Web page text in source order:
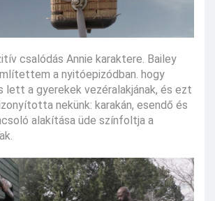
csalódás Annie karaktere. Bailey
a nyitóepizódban. hogy
lett a gyerekek vezéralakjának, és ezt
nekünk: karakán, esendő és
alakítása üde színfoltja a